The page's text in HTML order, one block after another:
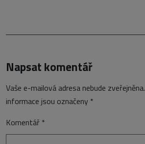
Napsat komentář
Vaše e-mailová adresa nebude zveřejněna.
informace jsou označeny *
Komentář *